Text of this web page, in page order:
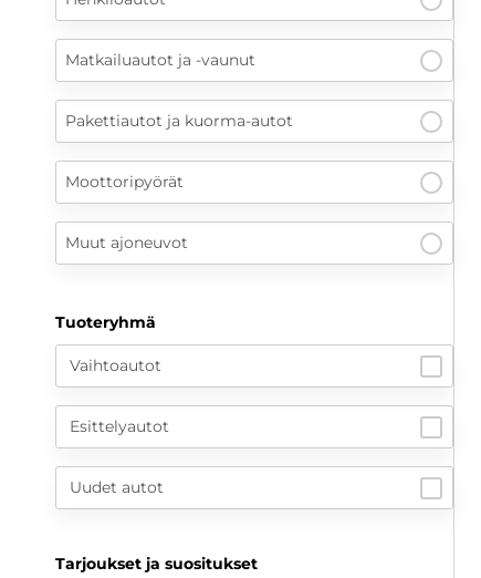
Matkailuautot ja -vaunut
Pakettiautot ja kuorma-autot
Moottoripyörät
Muut ajoneuvot
Tuoteryhmä
Vaihtoautot
Esittelyautot
Uudet autot
Tarjoukset ja suositukset